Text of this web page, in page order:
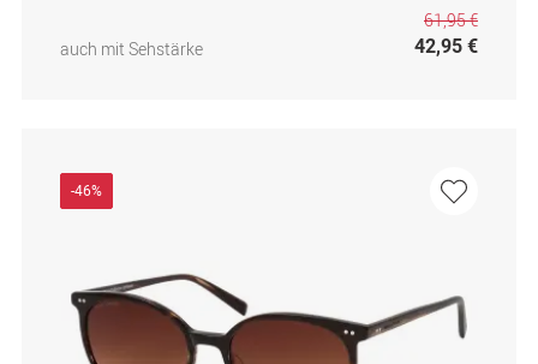
auch mit Sehstärke
61,95 €
42,95 €
-46%